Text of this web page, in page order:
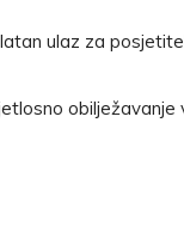
ulaz za